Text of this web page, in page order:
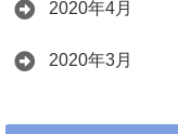
2020年4月
2020年3月